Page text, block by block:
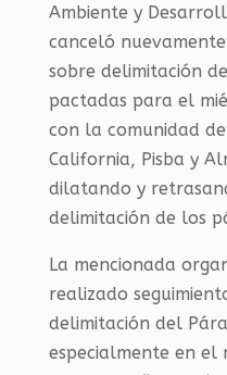
Ambiente y
canceló
sobre delimitación
pactadas para el
con la comunidad
California, Pisba y
dilatando y
delimitación de los
La mencionada
realizado
delimitación del
especialmente en el